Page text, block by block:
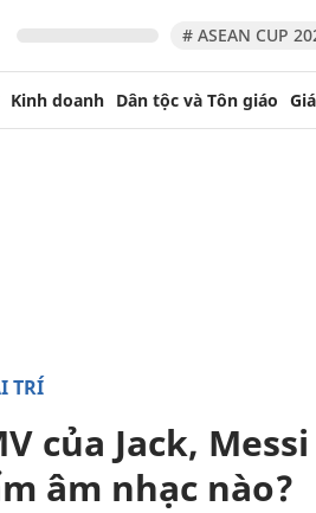
# ASEAN CUP
Kinh doanh Dân tộc và Tôn giáo
TRÍ
của Jack,
âm nhạc nào?